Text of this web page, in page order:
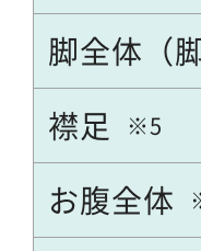
脚全体（
襟足
お腹全体